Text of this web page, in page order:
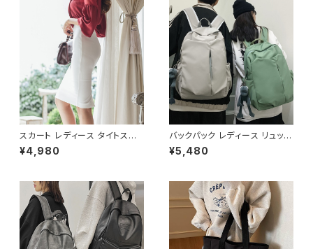
スカート レディース タイトスカ
ート ミディアム ペンシルスカー
ト スリット 白 ホワイト ハイウエ
ィー 結婚式 コルセット風 春 夏
春夏 ミディアムタイトスカート
C-SSS0002
¥4,980
バックパック レディース リュック
春夏 秋冬 春 夏 秋 冬 黒 バッグ
大容量 リュックサック かばん ロ
中学生 男の子 女の子 A4 B4
シンプル バッグパック バック ロ
ゴ ブラック アイボリー ピンク ラ
イトグリーン グレー バッグパッ
ク 学校 カレッジコーデ カジュ
アル デイリー お出かけ K-B00
¥5,480